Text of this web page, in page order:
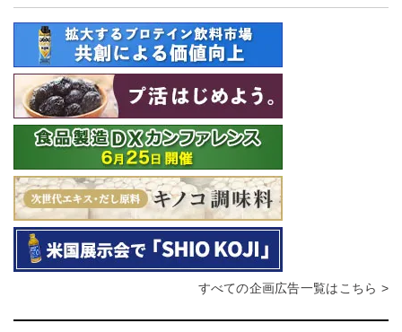
すべての企画広告一覧はこちら >